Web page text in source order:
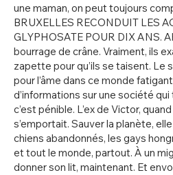
une maman, on peut toujours
BRUXELLES RECONDUIT LES
GLYPHOSATE POUR DIX ANS.
bourrage de crâne. Vraiment, ils
zapette pour qu’ils se taisent. Le
pour l’âme dans ce monde
d’informations sur une société
c’est pénible. L’ex de Victor,
s’emportait. Sauver la planète,
chiens abandonnés, les gays
et tout le monde, partout. À un
donner son lit, maintenant. Et